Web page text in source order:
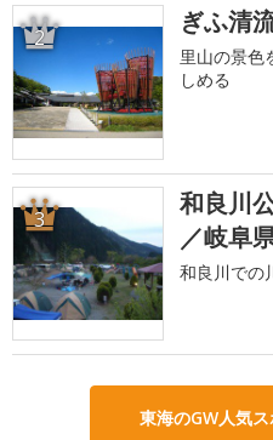
2 ぎふ清
里山の景色
しめる
3
和良川
／岐阜
和良川での
東海のGW人気